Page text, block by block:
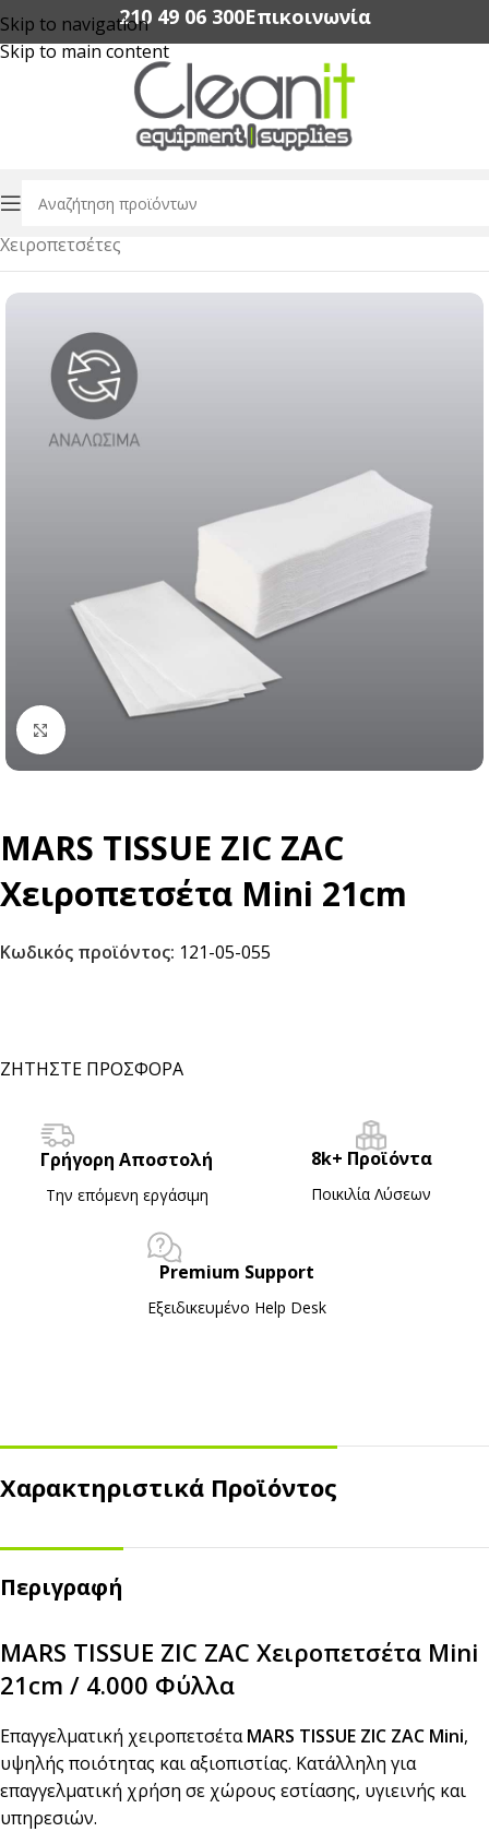
Skip to navigation
Skip to main content
210 49 06 300‬Επικοινωνία
Αρχική σελίδα/Χαρτικά Είδη Επαγγελματικής Χρήσης
Χειροπετσέτες
Click to enlarge
MARS TISSUE ZIC ZAC
Χειροπετσέτα Mini 21cm
Κωδικός προϊόντος: 121-05-055
ΖΗΤΗΣΤΕ ΠΡΟΣΦΟΡΑ
Γρήγορη Αποστολή
Την επόμενη εργάσιμη
8k+ Προϊόντα
Ποικιλία Λύσεων
Premium Support
Εξειδικευμένο Ηelp Desk
Χαρακτηριστικά Προϊόντος
Περιγραφή
MARS TISSUE ZIC ZAC Χειροπετσέτα Mini
21cm / 4.000 Φύλλα
Επαγγελματική χειροπετσέταMARS TISSUE ZIC ZAC Mini,
υψηλής ποιότητας και αξιοπιστίας. Κατάλληλη για
επαγγελματική χρήση σε χώρους εστίασης, υγιεινής και
υπηρεσιών.